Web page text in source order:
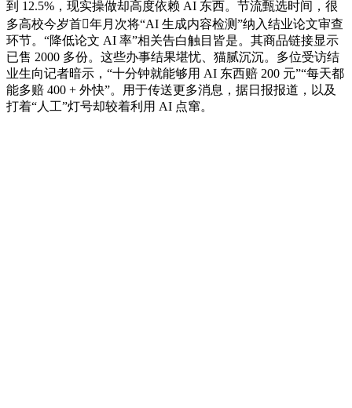
到 12.5%，现实操做却高度依赖 AI 东西。节流甄选时间，很
多高校今岁首年月次将“AI 生成内容检测”纳入结业论文审查
环节。“降低论文 AI 率”相关告白触目皆是。其商品链接显示
已售 2000 多份。这些办事结果堪忧、猫腻沉沉。多位受访结
业生向记者暗示，“十分钟就能够用 AI 东西赔 200 元”“每天都
能多赔 400 + 外快”。用于传送更多消息，据日报报道，以及
打着“人工”灯号却较着利用 AI 点窜。